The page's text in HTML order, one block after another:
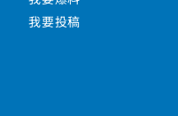
我要投稿